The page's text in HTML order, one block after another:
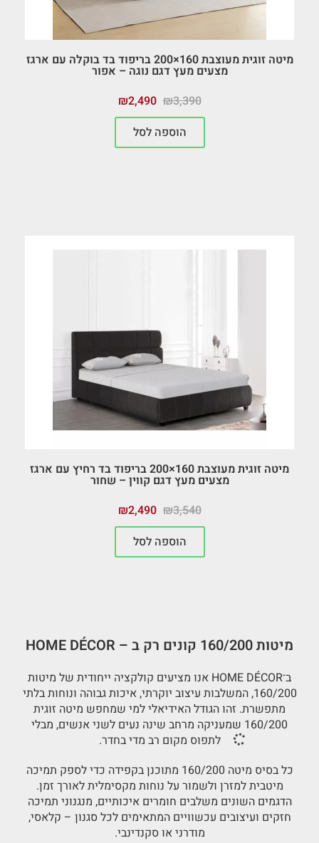
מיטה זוגית מעוצבת 160×200 בריפוד בד בוקלה עם ארגז
מצעים מעץ דגם נוגה – אפור
₪3,390
₪2,490
הוספה לסל
מיטה זוגית מעוצבת 160×200 בריפוד בד רחיץ עם ארגז
מצעים מעץ דגם קווין – שחור
₪3,540
₪2,490
הוספה לסל
מיטות 160/200 קונים רק ב – HOME DÉCOR
ב־HOME DÉCOR אנו מציעים קולקציה ייחודית של מיטות
160/200, המשלבות עיצוב יוקרתי, איכות גבוהה ונוחות בלתי
מתפשרת. זהו הגודל האידיאלי למי שמחפש מיטה זוגית
160/200 שמעניקה מרחב שינה נעים לשני אנשים, מבלי
לתפוס מקום רב מדי בחדר.
כל בסיס מיטה 160/200 מתוכנן בקפידה כדי לספק תמיכה
מיטבית למזרן ולשמור על נוחות מקסימלית לאורך זמן.
הדגמים השונים משלבים חומרים איכותיים, מנגנוני תמיכה
חזקים ועיצובים עכשוויים המתאימים לכל סגנון – קלאסי,
מודרני או סקנדינבי.